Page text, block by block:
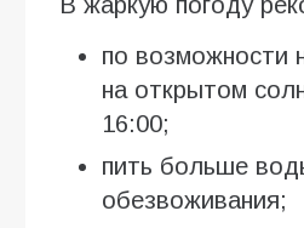
по возможности
на открытом
16:00;
пить больше
обезвоживания;